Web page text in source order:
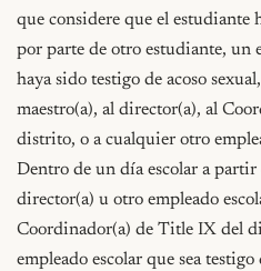
que considere que el estudiante
por parte de otro estudiante, un
haya sido testigo de acoso
maestro(a), al director(a), al
distrito, o a cualquier otro
Dentro de un día escolar a
director(a) u otro empleado
Coordinador(a) de Title IX del
empleado escolar que sea